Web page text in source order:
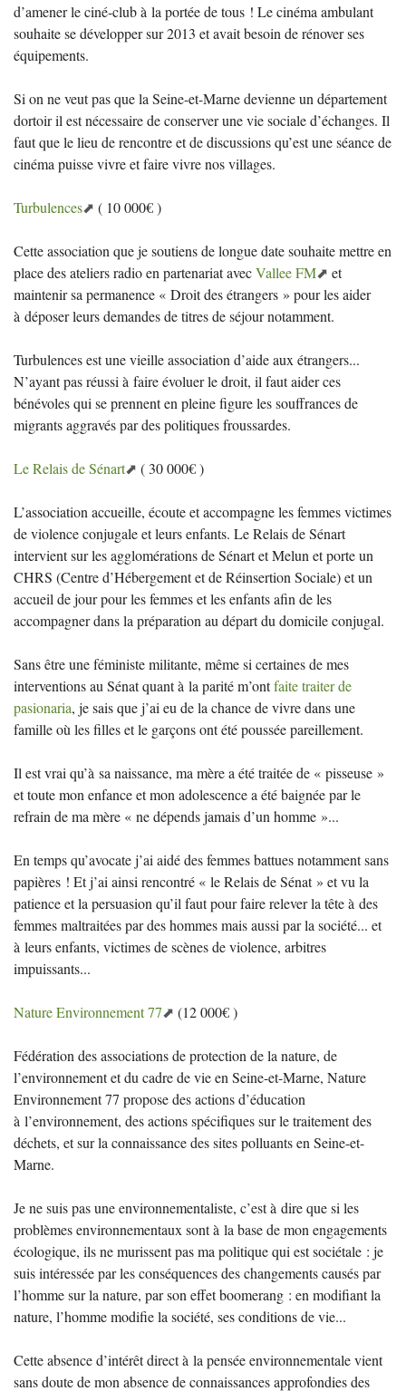
d’amener le ciné-club à la portée de tous ! Le cinéma ambulant
souhaite se développer sur 2013 et avait besoin de rénover ses
équipements.
Si on ne veut pas que la Seine-et-Marne devienne un département
dortoir il est nécessaire de conserver une vie sociale d’échanges. Il
faut que le lieu de rencontre et de discussions qu’est une séance de
cinéma puisse vivre et faire vivre nos villages.
Turbulences ( 10 000€ )
Cette association que je soutiens de longue date souhaite mettre en
place des ateliers radio en partenariat avecValleeFM
et
maintenir sa permanence « Droit des étrangers » pour les aider
à déposer leurs demandes de titres de séjour notamment.
Turbulences est une vieille association d’aide aux étrangers...
N’ayant pas réussi à faire évoluer le droit, il faut aider ces
bénévoles qui se prennent en pleine figure les souffrances de
migrants aggravés par des politiques froussardes.
Le Relais de Sénart ( 30 000€ )
L’association accueille, écoute et accompagne les femmes victimes
de violence conjugale et leurs enfants. Le Relais de Sénart
intervient sur les agglomérations de Sénart et Melun et porte un
CHRS (Centre d’Hébergement et de Réinsertion Sociale) et un
accueil de jour pour les femmes et les enfants afin de les
accompagner dans la préparation au départ du domicile conjugal.
Sans être une féministe militante, même si certaines de mes
interventions au Sénat quant à la parité m’ontfaite traiter de
pasionaria, je sais que j’ai eu de la chance de vivre dans une
famille où les filles et le garçons ont été poussée pareillement.
Il est vrai qu’à sa naissance, ma mère a été traitée de « pisseuse »
et toute mon enfance et mon adolescence a été baignée par le
refrain de ma mère « ne dépends jamais d’un homme »...
En temps qu’avocate j’ai aidé des femmes battues notamment sans
papières ! Et j’ai ainsi rencontré « le Relais de Sénat » et vu la
patience et la persuasion qu’il faut pour faire relever la tête à des
femmes maltraitées par des hommes mais aussi par la société... et
à leurs enfants, victimes de scènes de violence, arbitres
impuissants...
Nature Environnement 77 (12 000€ )
Fédération des associations de protection de la nature, de
l’environnement et du cadre de vie en Seine-et-Marne, Nature
Environnement 77 propose des actions d’éducation
à l’environnement, des actions spécifiques sur le traitement des
déchets, et sur la connaissance des sites polluants en Seine-et-
Marne.
Je ne suis pas une environnementaliste, c’est à dire que si les
problèmes environnementaux sont à la base de mon engagements
écologique, ils ne murissent pas ma politique qui est sociétale : je
suis intéressée par les conséquences des changements causés par
l’homme sur la nature, par son effet boomerang : en modifiant la
nature, l’homme modifie la société, ses conditions de vie...
Cette absence d’intérêt direct à la pensée environnementale vient
sans doute de mon absence de connaissances approfondies des